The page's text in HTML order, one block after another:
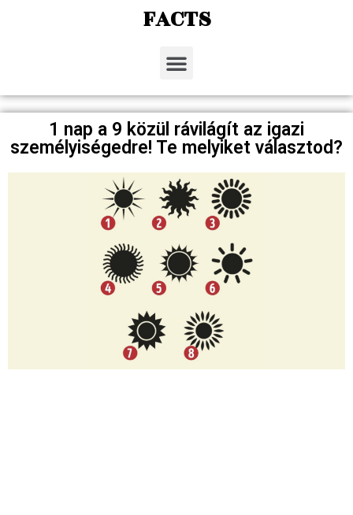
FACTS
1 nap a 9 közül rávilágít az igazi
személyiségedre! Te melyiket választod?